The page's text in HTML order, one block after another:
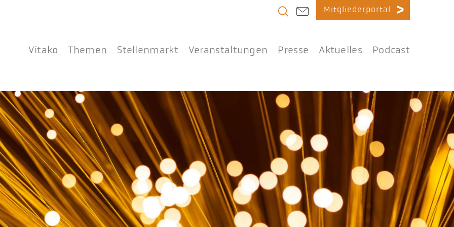
Mitgliederportal
Vitako Themen Stellenmarkt Veranstaltungen Presse Aktuelles Podcast